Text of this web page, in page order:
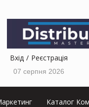
Вхід Реєстрація
07 серпня 2026
Каталог